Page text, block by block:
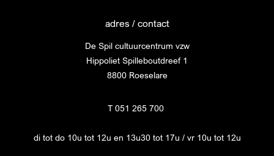
adres / contact
De Spil cultuurcentrum vzw
Hippoliet Spilleboutdreef 1
8800 Roeselare
T 051 265 700
di tot do 10u tot 12u en 13u30 tot 17u / vr 10u tot 12u